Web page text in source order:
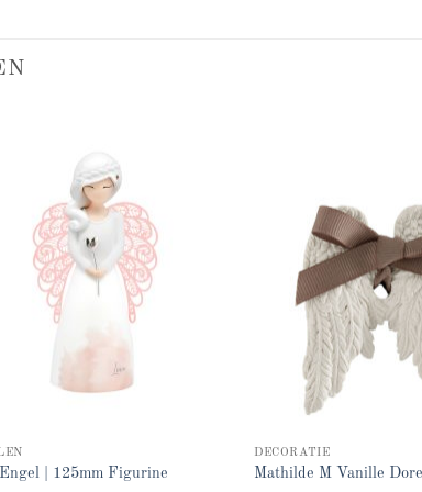
| 125mm Figurine
DECORATIE
Mathilde M Vanille Dore